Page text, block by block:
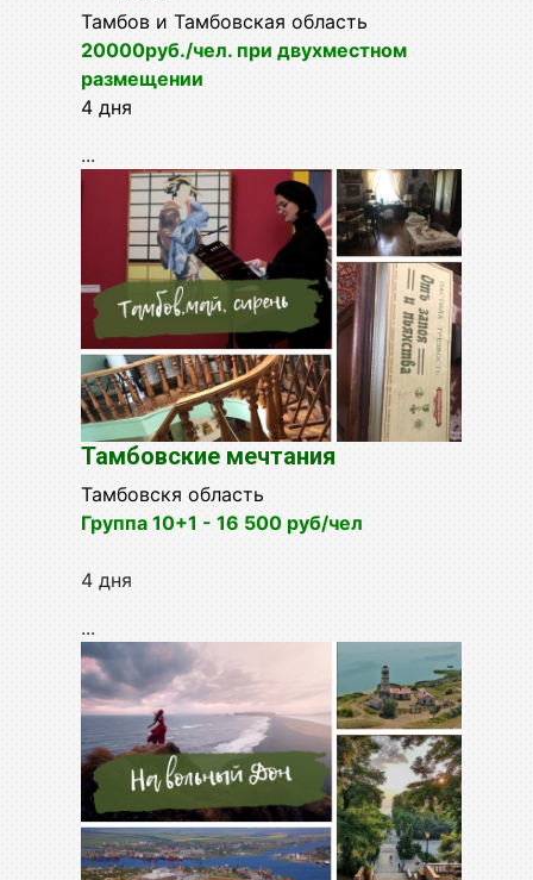
Тамбов и Тамбовская область
20000руб./чел. при двухместном
размещении
4 дня
...
Тамбовские мечтания
Тамбовскя область
Группа 10+1 - 16 500 руб/чел
4 дня
...